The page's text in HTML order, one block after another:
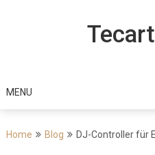
MENU
Home Blog DJ-Controller für